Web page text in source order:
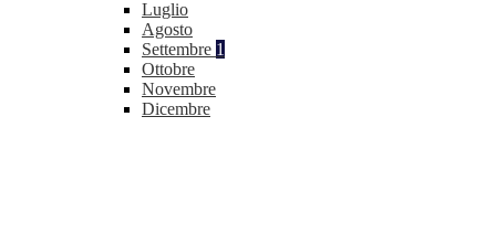
Luglio
Agosto
Settembre 1
Ottobre
Novembre
Dicembre